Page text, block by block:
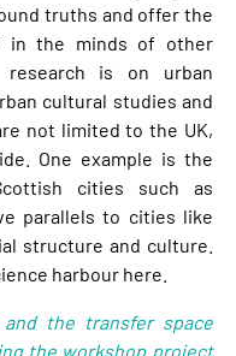
truths and offer the
in the minds of other
is on urban
cultural studies and
not limited to the UK,
One example is the
cities such as
parallels to cities like
structure and culture.
harbour here.
and the transfer space
the workshop project